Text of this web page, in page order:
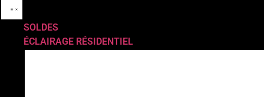
SOLDES
ÉCLAIRAGE RÉSIDENTIEL